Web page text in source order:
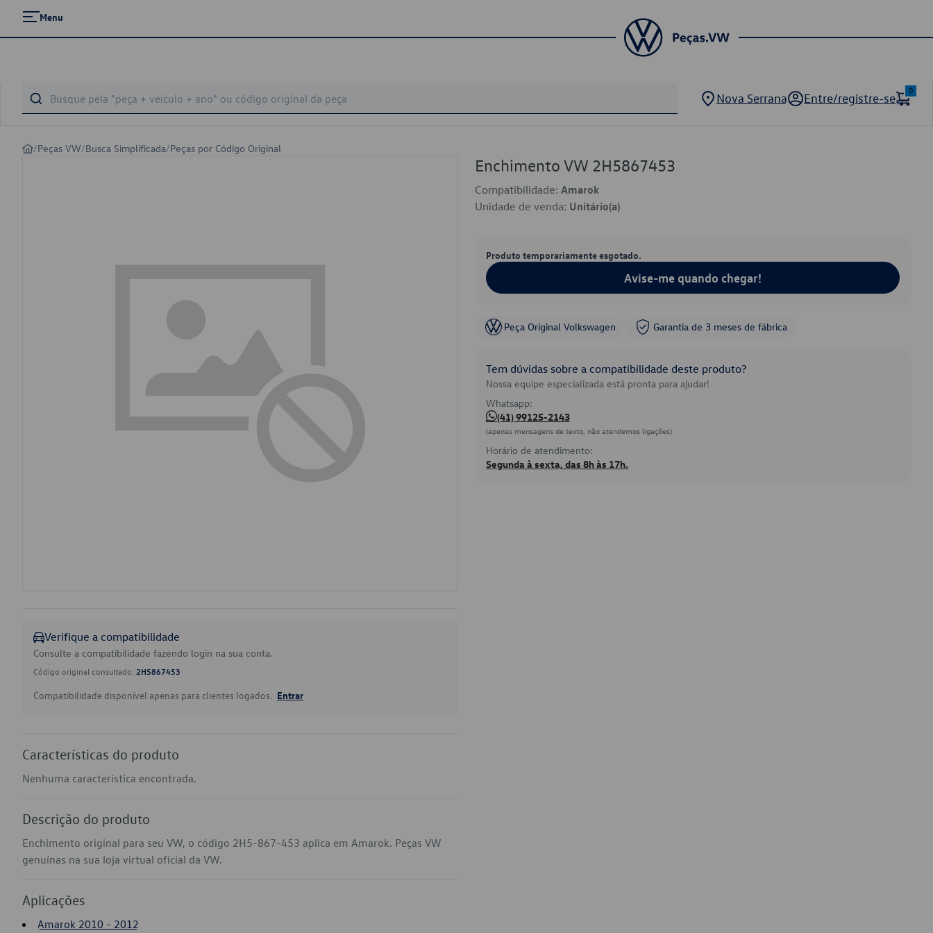
Menu
Nova Serrana Entre/registre-se
0
/Peças VW/Busca Simplificada/Peças por Código Original
Verifique a compatibilidade
Consulte a compatibilidade fazendo login na sua conta.
Código original consultado: 2H5867453
Compatibilidade disponível apenas para clientes logados. Entrar
Características do produto
Nenhuma característica encontrada.
Descrição do produto
Enchimento original para seu VW, o código 2H5-867-453 aplica em Amarok. Peças VW
genuínas na sua loja virtual oficial da VW.
Aplicações
Amarok 2010 - 2012
Enchimento VW 2H5867453
Compatibilidade: Amarok
Unidade de venda: Unitário(a)
Produto temporariamente esgotado.
Avise-me quando chegar!
Peça Original Volkswagen Garantia de 3 meses de fábrica
Tem dúvidas sobre a compatibilidade deste produto?
Nossa equipe especializada está pronta para ajudar!
Whatsapp:
(41) 99125-2143
(apenas mensagens de texto, não atendemos ligações)
Horário de atendimento:
Segunda à sexta, das 8h às 17h.